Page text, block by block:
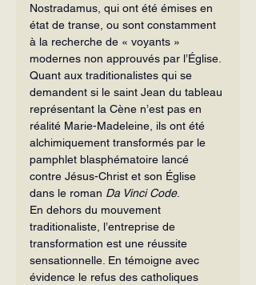
Nostradamus, qui ont été émises en
état de transe, ou sont constamment
à la recherche de « voyants »
modernes non approuvés par l’Église.
Quant aux traditionalistes qui se
demandent si le saint Jean du tableau
représentant la Cène n’est pas en
réalité Marie-Madeleine, ils ont été
alchimiquement transformés par le
pamphlet blasphématoire lancé
contre Jésus-Christ et son Église
dans le roman Da Vinci Code.
En dehors du mouvement
traditionaliste, l’entreprise de
transformation est une réussite
sensationnelle. En témoigne avec
évidence le refus des catholiques